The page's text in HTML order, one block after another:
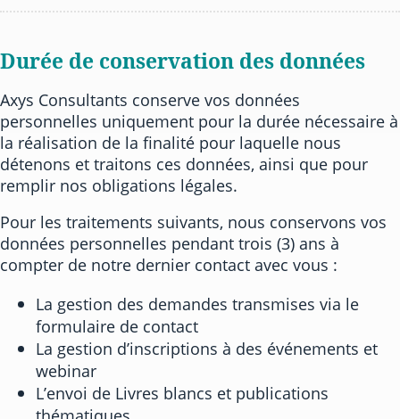
Durée de conservation des données
Axys Consultants conserve vos données
personnelles uniquement pour la durée nécessaire à
la réalisation de la finalité pour laquelle nous
détenons et traitons ces données, ainsi que pour
remplir nos obligations légales.
Pour les traitements suivants, nous conservons vos
données personnelles pendant trois (3) ans à
compter de notre dernier contact avec vous :
La gestion des demandes transmises via le
formulaire de contact
La gestion d’inscriptions à des événements et
webinar
L’envoi de Livres blancs et publications